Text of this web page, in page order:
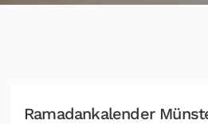
Ramadankalender